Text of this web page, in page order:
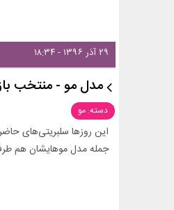
۲۹ آذر ۱۳۹۶ - ۱۸:۳۴
مدل مو - منتخب
دسته: مو
این روزها سلبریتی‌های
جمله مدل موهایشان هم